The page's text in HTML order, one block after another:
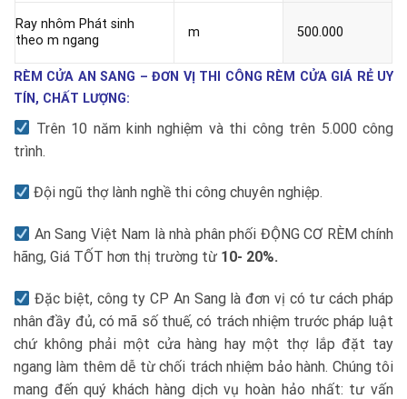
Ray nhôm Phát sinh
theo m ngang
m 500.000
RÈM CỬA AN SANG – ĐƠN VỊ THI CÔNG RÈM CỬA GIÁ RẺ UY
TÍN, CHẤT LƯỢNG:
Trên 10 năm kinh nghiệm và thi công trên 5.000 công
trình.
Đội ngũ thợ lành nghề thi công chuyên nghiệp.
An Sang Việt Nam là nhà phân phối ĐỘNG CƠ RÈM chính
hãng, Giá TỐT hơn thị trường từ 10- 20%.
Đặc biệt, công ty CP An Sang là đơn vị có tư cách pháp
nhân đầy đủ, có mã số thuế, có trách nhiệm trước pháp luật
chứ không phải một cửa hàng hay một thợ lắp đặt tay
ngang làm thêm dễ từ chối trách nhiệm bảo hành. Chúng tôi
mang đến quý khách hàng dịch vụ hoàn hảo nhất: tư vấn